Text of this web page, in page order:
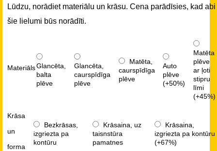
Lūdzu, norādiet materiālu un krāsu. Cena parādīsies, kad abi
šie lielumi būs norādīti.
MateriālsGlancēta,
balta
plēve
Glancēta,
caurspīdīga
plēve
Matēta,
caurspīdīga
plēve
Auto
plēve
(+50%)
Matēta
plēve
ar ļoti
stipru
līmi
(+45%)
Krāsa
un
forma
Bezkrāsas,
izgriezta pa
kontūru
Krāsaina, uz
taisnstūra
pamatnes
Krāsaina,
izgriezta pa kontūru
(+67%)